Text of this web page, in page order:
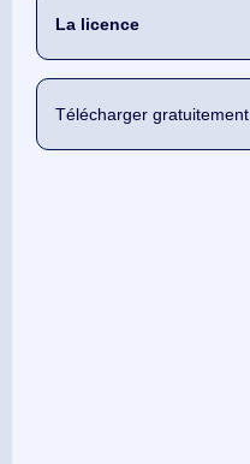
La licence
Télécharger gratuitement